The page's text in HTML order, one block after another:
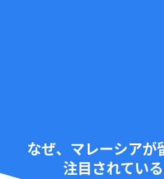
なぜ、マレーシアが
注目されてい